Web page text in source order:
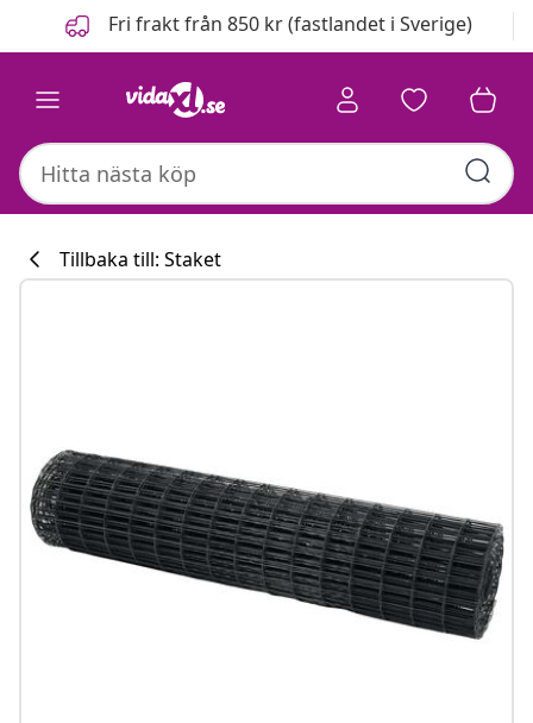
FöregåendeFri frakt från 850 kr (fastlandet i Sverige)
Tillbaka till: Staket